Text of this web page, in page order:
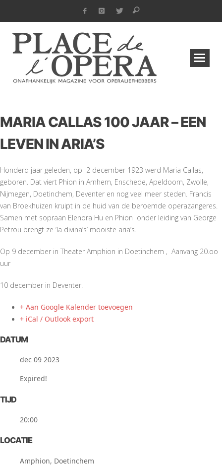
MARIA CALLAS 100 JAAR – EEN
LEVEN IN ARIA’S
Honderd jaar geleden, op 2 december 1923 werd Maria Callas,
geboren. Dat viert Phion in Arnhem, Enschede, Apeldoorn, Zwolle,
Nijmegen, Doetinchem, Deventer en nog veel meer steden. Francis
van Broekhuizen kruipt in de huid van de beroemde operazangeres.
Samen met sopraan Elenora Hu en Phion onder leiding van George
Petrou brengt ze ‘la divina’s’ mooiste aria’s.
Op 9 december in Theater Amphion in Doetinchem , Aanvang 20.oo
uur
10 december in Deventer.
+ Aan Google Kalender toevoegen
+ iCal / Outlook export
DATUM
dec 09 2023
Expired!
TIJD
20:00
LOCATIE
Amphion, Doetinchem